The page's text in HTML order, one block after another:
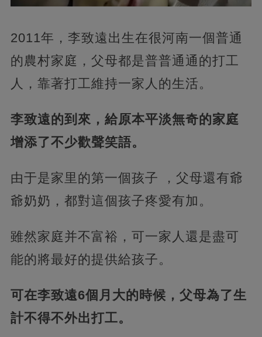
2011年，李致遠出生在很河南一個普通
的農村家庭，父母都是普普通通的打工
人，靠著打工維持一家人的生活。
李致遠的到來，給原本平淡無奇的家庭
增添了不少歡聲笑語。
由于是家里的第一個孩子 ，父母還有爺
爺奶奶，都對這個孩子疼愛有加。
雖然家庭并不富裕，可一家人還是盡可
能的將最好的提供給孩子。
可在李致遠6個月大的時候，父母為了生
計不得不外出打工。